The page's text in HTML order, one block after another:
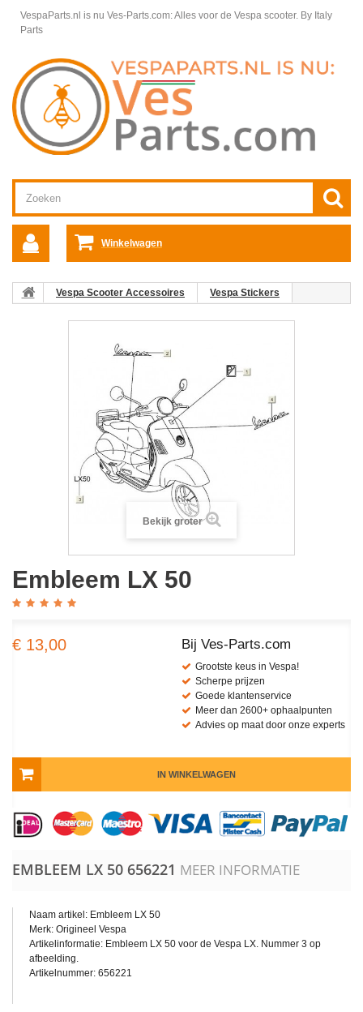
VespaParts.nl is nu Ves-Parts.com: Alles voor de Vespa scooter. By Italy
Parts
Winkelwagen
Vespa Scooter Accessoires
Vespa Stickers
Bekijk groter
Embleem LX 50
€ 13,00 Bij Ves-Parts.com
Grootste keus in Vespa!
Scherpe prijzen
Goede klantenservice
Meer dan 2600+ ophaalpunten
Advies op maat door onze experts
IN WINKELWAGEN
EMBLEEM LX 50 656221 MEER INFORMATIE
Naam artikel: Embleem LX 50
Merk: Origineel Vespa
Artikelinformatie: Embleem LX 50 voor de Vespa LX. Nummer 3 op
afbeelding.
Artikelnummer: 656221